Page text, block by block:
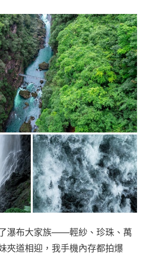
瀑布大家族——輕紗、珍珠、萬
夾道相迎，我手機內存都拍爆